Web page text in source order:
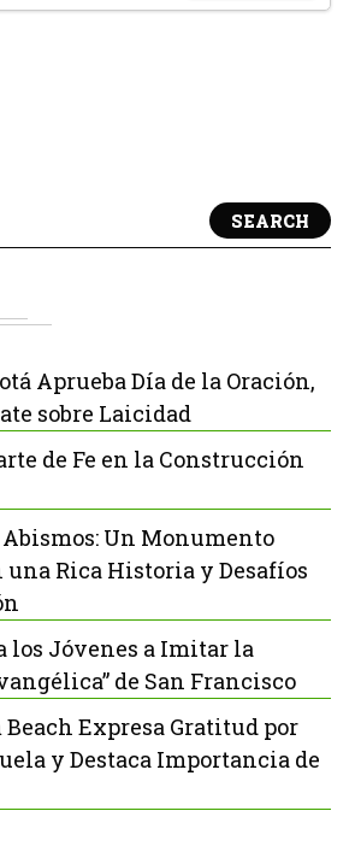
SEARCH
Aprueba Día de la Oración,
sobre Laicidad
de Fe en la Construcción
Un Monumento
Rica Historia y Desafíos
los Jóvenes a Imitar la
de San Francisco
Beach Expresa Gratitud por
y Destaca Importancia de